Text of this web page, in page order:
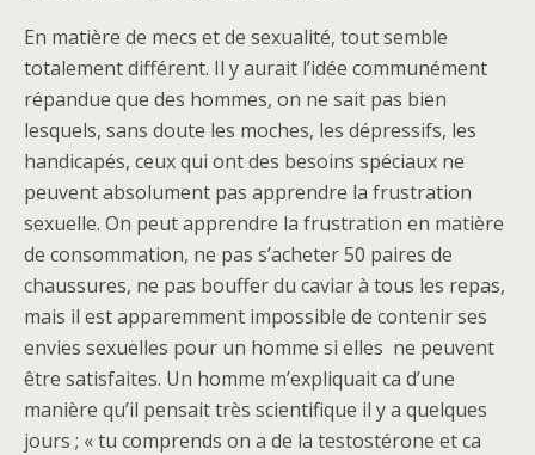
En matière de mecs et de sexualité, tout semble
totalement différent. Il y aurait l’idée communément
répandue que des hommes, on ne sait pas bien
lesquels, sans doute les moches, les dépressifs, les
handicapés, ceux qui ont des besoins spéciaux ne
peuvent absolument pas apprendre la frustration
sexuelle. On peut apprendre la frustration en matière
de consommation, ne pas s’acheter 50 paires de
chaussures, ne pas bouffer du caviar à tous les repas,
mais il est apparemment impossible de contenir ses
envies sexuelles pour un homme si elles ne peuvent
être satisfaites. Un homme m’expliquait ca d’une
manière qu’il pensait très scientifique il y a quelques
jours ; « tu comprends on a de la testostérone et ca